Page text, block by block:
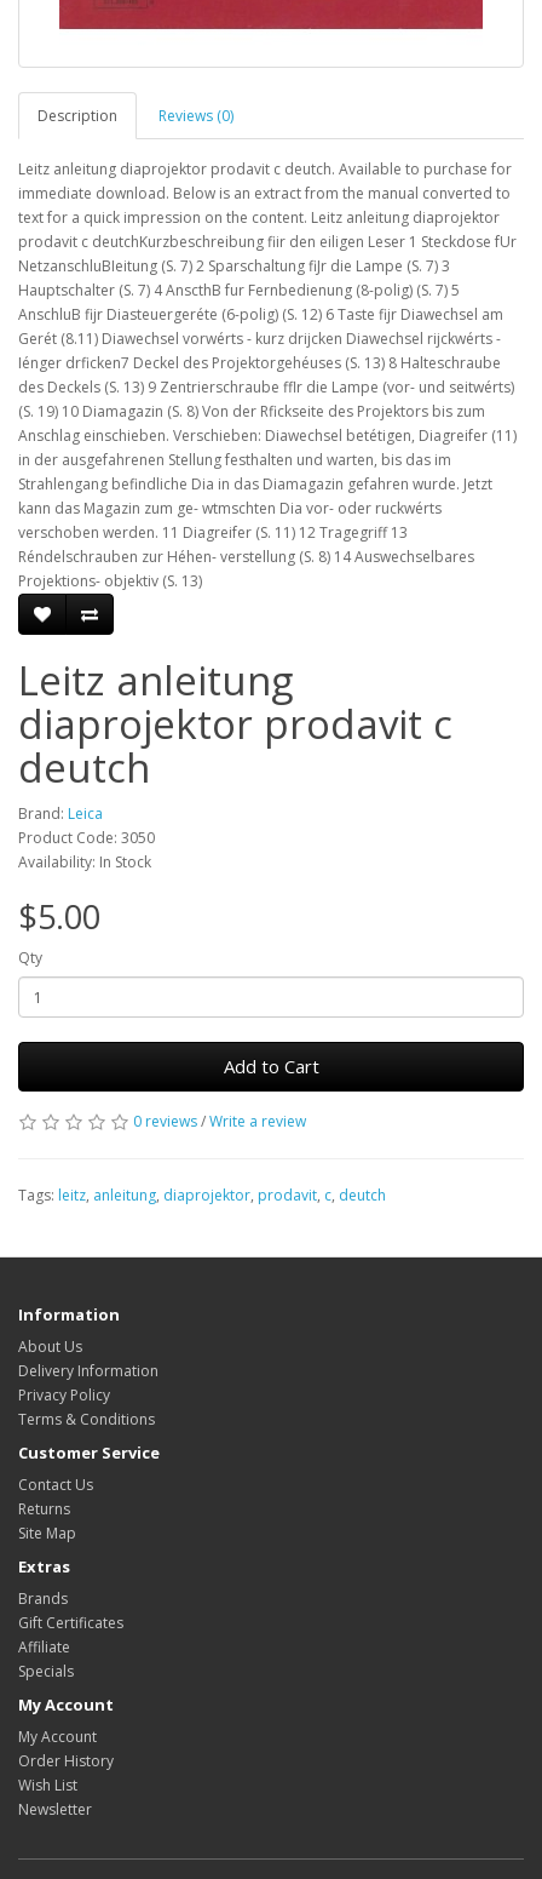
Description Reviews (0)
Leitz anleitung diaprojektor prodavit c deutch. Available to purchase for
immediate download. Below is an extract from the manual converted to
text for a quick impression on the content. Leitz anleitung diaprojektor
prodavit c deutchKurzbeschreibung fiir den eiligen Leser 1 Steckdose fUr
NetzanschluBIeitung (S. 7) 2 Sparschaltung fiJr die Lampe (S. 7) 3
Hauptschalter (S. 7) 4 AnscthB fur Fernbedienung (8-polig) (S. 7) 5
AnschluB fijr Diasteuergeréte (6-polig) (S. 12) 6 Taste fijr Diawechsel am
Gerét (8.11) Diawechsel vorwérts - kurz drijcken Diawechsel rijckwérts -
Iénger drficken7 Deckel des Projektorgehéuses (S. 13) 8 Halteschraube
des Deckels (S. 13) 9 Zentrierschraube fflr die Lampe (vor- und seitwérts)
(S. 19) 10 Diamagazin (S. 8) Von der Rfickseite des Projektors bis zum
Anschlag einschieben. Verschieben: Diawechsel betétigen, Diagreifer (11)
in der ausgefahrenen Stellung festhalten und warten, bis das im
Strahlengang befindliche Dia in das Diamagazin gefahren wurde. Jetzt
kann das Magazin zum ge- wtmschten Dia vor- oder ruckwérts
verschoben werden. 11 Diagreifer (S. 11) 12 Tragegriff 13
Réndelschrauben zur Héhen- verstellung (S. 8) 14 Auswechselbares
Projektions- objektiv (S. 13)
Leitz anleitung
diaprojektor prodavit c
deutch
Brand: Leica
Product Code: 3050
Availability: In Stock
$5.00
Qty
Add to Cart
0 reviews/Write a review
Tags: leitz, anleitung, diaprojektor, prodavit, c, deutch
Information
About Us
Delivery Information
Privacy Policy
Terms & Conditions
Customer Service
Contact Us
Returns
Site Map
Extras
Brands
Gift Certificates
Affiliate
Specials
My Account
My Account
Order History
Wish List
Newsletter